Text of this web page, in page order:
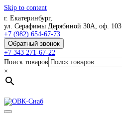
Skip to content
г. Екатеринбург,
ул. Серафимы Дерябиной 30А, оф. 103
+7 (982) 654-67-73
Обратный звонок
+7 343 271-67-22
Поиск товаров
×